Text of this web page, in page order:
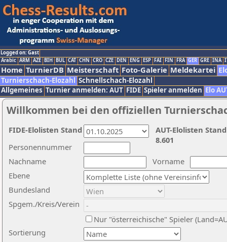
Logged on: Gast
Arabic ARM AZE BIH BUL CAT CHN CRO CZE DEN ENG ESP FAI FIN FRA GER GRE INA
Home TurnierDB Meisterschaft Foto-Galerie Meldekartei
Turnierschach-Elozahl Schnellschach-Elozahl
Allgemeines Turnier anmelden: AUT FIDE Spieler anmelden Elo
Willkommen bei den offiziellen
Nachname
Vorname
Ebene
Sortierung
Personennummer
Bundesland
Spgem./Kreis/Verein
Nur "österreichische" Spieler
AUT-Elolisten
8.601
FIDE-Elolisten Stand